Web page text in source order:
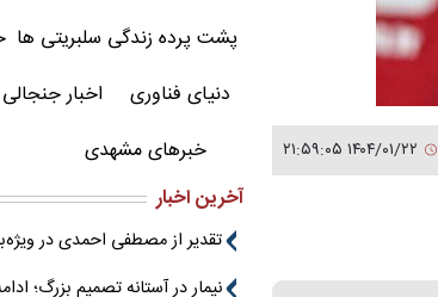
پشت پرده زندگی سلبریتی ها
دنیای فناوری
اخبار
خبرهای مشهدی
آخرین اخبار
تقدیر از مصطفی احمدی در
نیمار در آستانه تصمیم بزرگ؛